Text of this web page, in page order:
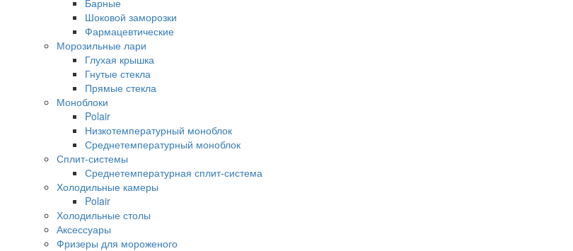
Шоковой заморозки
Фармацевтические
Морозильные лари
Глухая крышка
Гнутые стекла
Прямые стекла
Моноблоки
Polair
Низкотемпературный моноблок
Среднетемпературный моноблок
Сплит-системы
Среднетемпературная сплит-система
Холодильные камеры
Polair
Холодильные столы
Аксессуары
Фризеры для мороженого